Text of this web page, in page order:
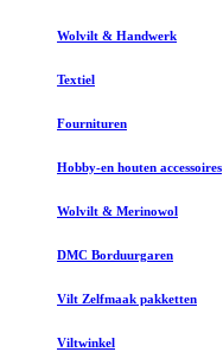
Wolvilt & Handwerk
Textiel
Fournituren
Hobby-en houten accessoires
Wolvilt & Merinowol
DMC Borduurgaren
Vilt Zelfmaak pakketten
Viltwinkel